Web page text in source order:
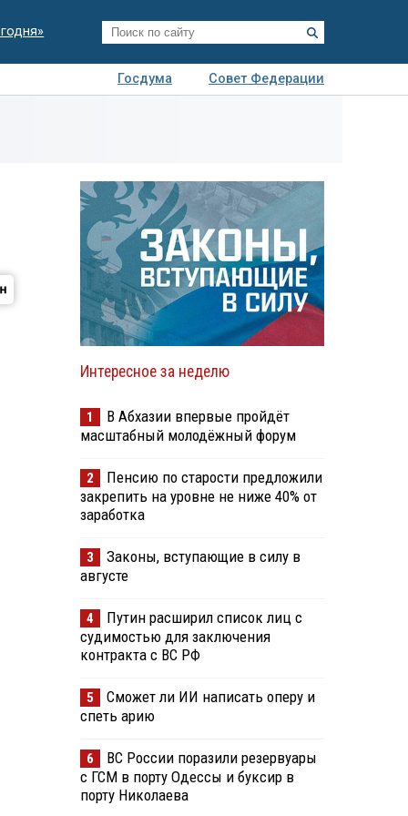
Госдума
Совет Федерации
Интересное за неделю
1
В Абхазии впервые пройдёт
масштабный молодёжный форум
2
Пенсию по старости предложили
закрепить на уровне не ниже 40% от
заработка
3
Законы, вступающие в силу в
августе
4
Путин расширил список лиц с
судимостью для заключения
контракта с ВС РФ
5
Сможет ли ИИ написать оперу и
спеть арию
6
ВС России поразили резервуары
с ГСМ в порту Одессы и буксир в
порту Николаева